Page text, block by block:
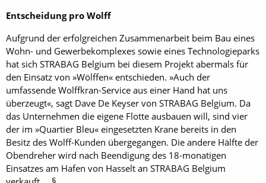
Entscheidung pro Wolff
Aufgrund der erfolgreichen Zusammenarbeit beim Bau eines
Wohn- und Gewerbekomplexes sowie eines Technologieparks
hat sich STRABAG Belgium bei diesem Projekt abermals für
den Einsatz von »Wölffen« entschieden. »Auch der
umfassende Wolffkran-Service aus einer Hand hat uns
überzeugt«, sagt Dave De Keyser von STRABAG Belgium. Da
das Unternehmen die eigene Flotte ausbauen will, sind vier
der im »Quartier Bleu« eingesetzten Krane bereits in den
Besitz des Wolff-Kunden übergegangen. Die andere Hälfte der
Obendreher wird nach Beendigung des 18-monatigen
Einsatzes am Hafen von Hasselt an STRABAG Belgium